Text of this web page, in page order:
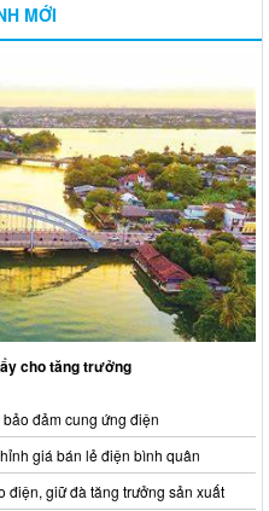
MỚI
cho tăng trưởng
đảm cung ứng điện
giá bán lẻ điện bình quân
điện, giữ đà tăng trưởng sản xuất